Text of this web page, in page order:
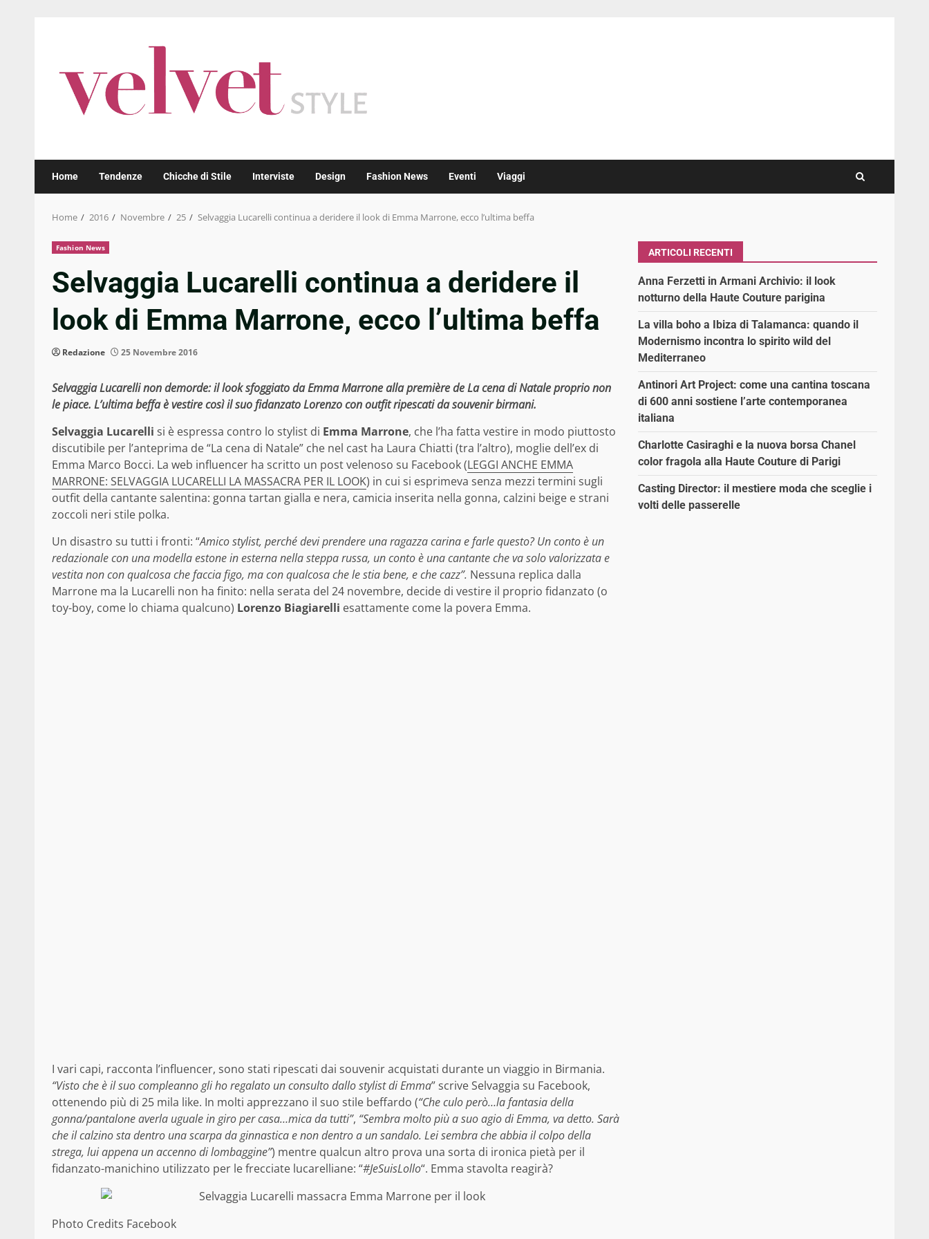
Home Tendenze Chicche di Stile Interviste Design Fashion News Eventi Viaggi
Home 2016 Novembre 25 Selvaggia Lucarelli continua a deridere il look di Emma Marrone, ecco l’ultima beffa
Fashion News
Selvaggia Lucarelli continua a deridere il
look di Emma Marrone, ecco l’ultima beffa
Redazione 25 Novembre 2016
Selvaggia Lucarelli non demorde: il look sfoggiato da Emma Marrone alla première de La cena di Natale proprio non
le piace. L’ultima beffa è vestire così il suo fidanzato Lorenzo con outfit ripescati da souvenir birmani.
Selvaggia Lucarelli si è espressa contro lo stylist di Emma Marrone, che l’ha fatta vestire in modo piuttosto
discutibile per l’anteprima de “La cena di Natale” che nel cast ha Laura Chiatti (tra l’altro), moglie dell’ex di
Emma Marco Bocci. La web influencer ha scritto un post velenoso su Facebook (LEGGI ANCHE EMMA
MARRONE: SELVAGGIA LUCARELLI LA MASSACRA PER IL LOOK) in cui si esprimeva senza mezzi termini sugli
outfit della cantante salentina: gonna tartan gialla e nera, camicia inserita nella gonna, calzini beige e strani
zoccoli neri stile polka.
Un disastro su tutti i fronti: “Amico stylist, perché devi prendere una ragazza carina e farle questo? Un conto è un
redazionale con una modella estone in esterna nella steppa russa, un conto è una cantante che va solo valorizzata e
vestita non con qualcosa che faccia figo, ma con qualcosa che le stia bene, e che cazz”. Nessuna replica dalla
Marrone ma la Lucarelli non ha finito: nella serata del 24 novembre, decide di vestire il proprio fidanzato (o
toy-boy, come lo chiama qualcuno) Lorenzo Biagiarelli esattamente come la povera Emma.
I vari capi, racconta l’influencer, sono stati ripescati dai souvenir acquistati durante un viaggio in Birmania.
“Visto che è il suo compleanno gli ho regalato un consulto dallo stylist di Emma” scrive Selvaggia su Facebook,
ottenendo più di 25 mila like. In molti apprezzano il suo stile beffardo (“Che culo però…la fantasia della
gonna/pantalone averla uguale in giro per casa…mica da tutti”, “Sembra molto più a suo agio di Emma, va detto. Sarà
che il calzino sta dentro una scarpa da ginnastica e non dentro a un sandalo. Lei sembra che abbia il colpo della
strega, lui appena un accenno di lombaggine”) mentre qualcun altro prova una sorta di ironica pietà per il
fidanzato-manichino utilizzato per le frecciate lucarelliane: “#JeSuisLollo“. Emma stavolta reagirà?
Photo Credits Facebook
ARTICOLI RECENTI
Anna Ferzetti in Armani Archivio: il look
notturno della Haute Couture parigina
La villa boho a Ibiza di Talamanca: quando il
Modernismo incontra lo spirito wild del
Mediterraneo
Antinori Art Project: come una cantina toscana
di 600 anni sostiene l’arte contemporanea
italiana
Charlotte Casiraghi e la nuova borsa Chanel
color fragola alla Haute Couture di Parigi
Casting Director: il mestiere moda che sceglie i
volti delle passerelle